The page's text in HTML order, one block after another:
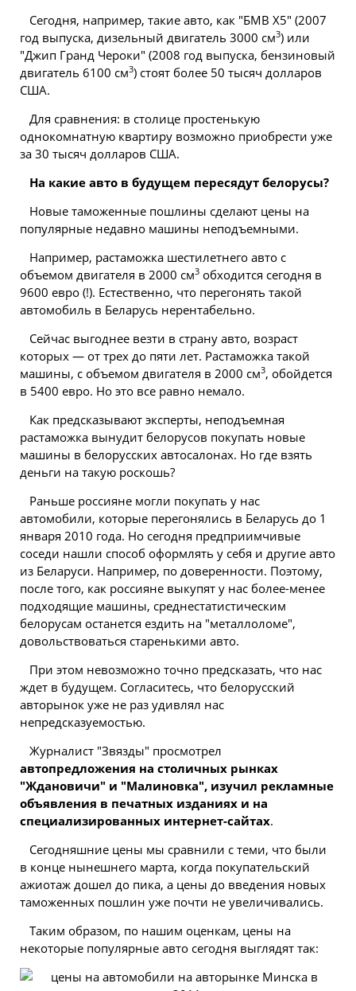
Сегодня, например, такие авто, как "БМВ Х5" (2007
год выпуска, дизельный двигатель 3000 см3) или
"Джип Гранд Чероки" (2008 год выпуска, бензиновый
двигатель 6100 см3) стоят более 50 тысяч долларов
США.
Для сравнения: в столице простенькую
однокомнатную квартиру возможно приобрести уже
за 30 тысяч долларов США.
На какие авто в будущем пересядут белорусы?
Новые таможенные пошлины сделают цены на
популярные недавно машины неподъемными.
Например, растаможка шестилетнего авто с
объемом двигателя в 2000 см3 обходится сегодня в
9600 евро (!). Естественно, что перегонять такой
автомобиль в Беларусь нерентабельно.
Сейчас выгоднее везти в страну авто, возраст
которых — от трех до пяти лет. Растаможка такой
машины, с объемом двигателя в 2000 см3, обойдется
в 5400 евро. Но это все равно немало.
Как предсказывают эксперты, неподъемная
растаможка вынудит белорусов покупать новые
машины в белорусских автосалонах. Но где взять
деньги на такую роскошь?
Раньше россияне могли покупать у нас
автомобили, которые перегонялись в Беларусь до 1
января 2010 года. Но сегодня предприимчивые
соседи нашли способ оформлять у себя и другие авто
из Беларуси. Например, по доверенности. Поэтому,
после того, как россияне выкупят у нас более-менее
подходящие машины, среднестатистическим
белорусам останется ездить на "металлоломе",
довольствоваться старенькими авто.
При этом невозможно точно предсказать, что нас
ждет в будущем. Согласитесь, что белорусский
авторынок уже не раз удивлял нас
непредсказуемостью.
Журналист "Звязды" просмотрел
автопредложения на столичных рынках
"Ждановичи" и "Малиновка", изучил рекламные
объявления в печатных изданиях и на
специализированных интернет-сайтах.
Сегодняшние цены мы сравнили с теми, что были
в конце нынешнего марта, когда покупательский
ажиотаж дошел до пика, а цены до введения новых
таможенных пошлин уже почти не увеличивались.
Таким образом, по нашим оценкам, цены на
некоторые популярные авто сегодня выглядят так: